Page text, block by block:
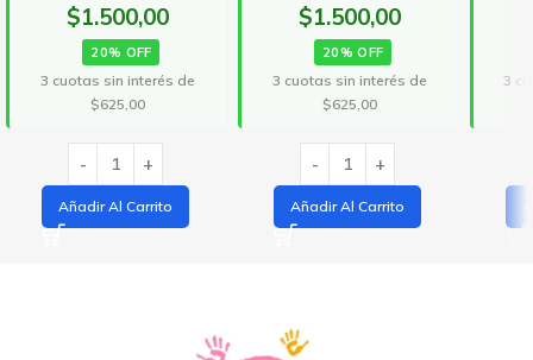
$1.500,00
20% OFF
3 cuotas sin interés de
$625,00
Añadir Al Carrito
$1.500,00
20% OFF
3 cuotas sin interés de
$625,00
Añadir Al Carrito
3